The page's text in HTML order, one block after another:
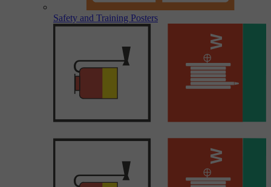
Safety and Training Posters